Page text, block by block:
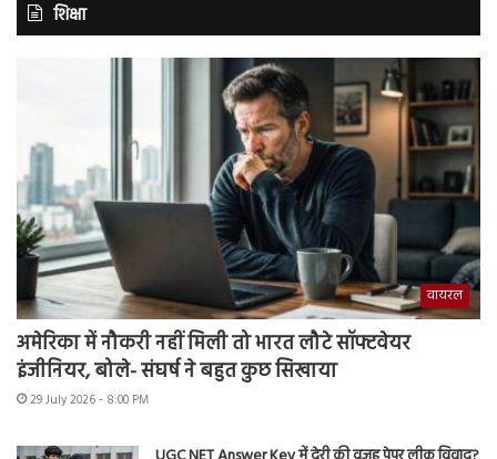
शिक्षा
वायरल
अमेरिका में नौकरी नहीं मिली तो भारत लौटे सॉफ्टवेयर
इंजीनियर, बोले- संघर्ष ने बहुत कुछ सिखाया
29 July 2026 - 8:00 PM